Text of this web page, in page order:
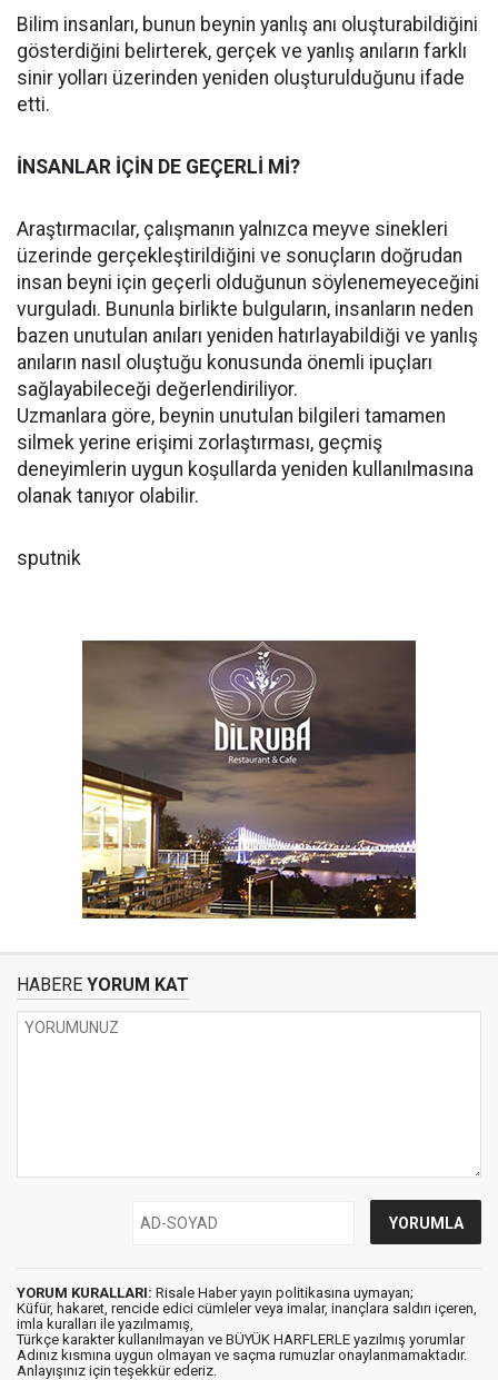
Bilim insanları, bunun beynin yanlış anı oluşturabildiğini
gösterdiğini belirterek, gerçek ve yanlış anıların farklı
sinir yolları üzerinden yeniden oluşturulduğunu ifade
etti.
İNSANLAR İÇİN DE GEÇERLİ Mİ?
Araştırmacılar, çalışmanın yalnızca meyve sinekleri
üzerinde gerçekleştirildiğini ve sonuçların doğrudan
insan beyni için geçerli olduğunun söylenemeyeceğini
vurguladı. Bununla birlikte bulguların, insanların neden
bazen unutulan anıları yeniden hatırlayabildiği ve yanlış
anıların nasıl oluştuğu konusunda önemli ipuçları
sağlayabileceği değerlendiriliyor.
Uzmanlara göre, beynin unutulan bilgileri tamamen
silmek yerine erişimi zorlaştırması, geçmiş
deneyimlerin uygun koşullarda yeniden kullanılmasına
olanak tanıyor olabilir.
sputnik
HABERE YORUM KAT
YORUM KURALLARI: Risale Haber yayın politikasına uymayan;
Küfür, hakaret, rencide edici cümleler veya imalar, inançlara saldırı içeren,
imla kuralları ile yazılmamış,
Türkçe karakter kullanılmayan ve BÜYÜK HARFLERLE yazılmış yorumlar
Adınız kısmına uygun olmayan ve saçma rumuzlar onaylanmamaktadır.
Anlayışınız için teşekkür ederiz.